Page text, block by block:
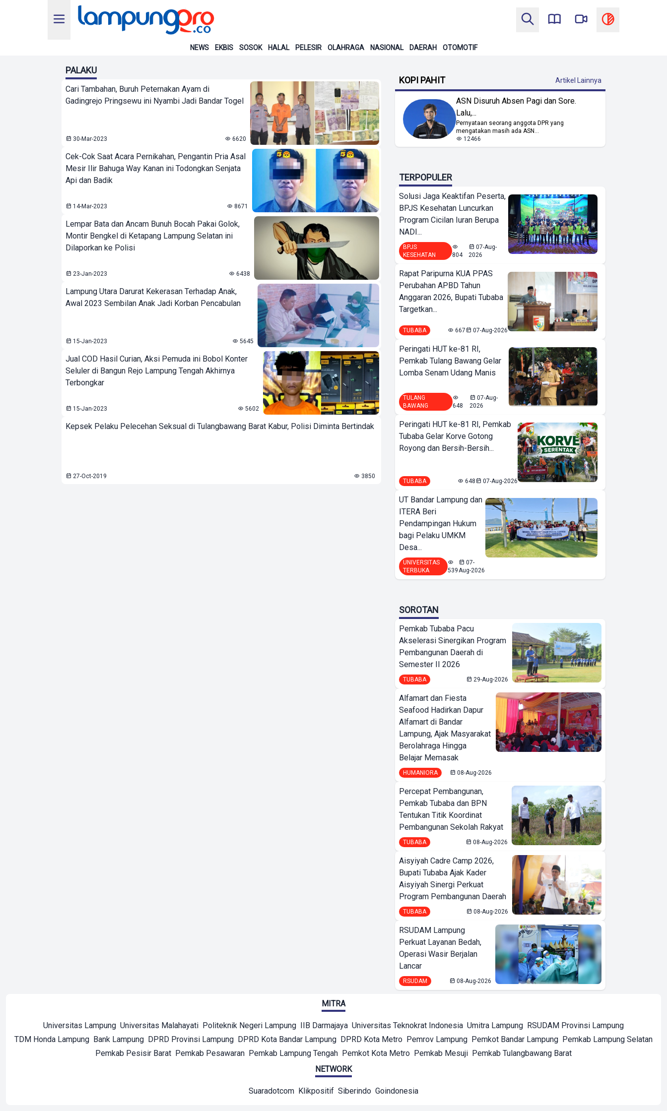
NEWS EKBIS SOSOK HALAL PELESIR OLAHRAGA NASIONAL DAERAH OTOMOTIF
PALAKU
Cari Tambahan, Buruh Peternakan Ayam di
Gadingrejo Pringsewu ini Nyambi Jadi Bandar Togel
30-Mar-2023 6620
Cek-Cok Saat Acara Pernikahan, Pengantin Pria Asal
Mesir Ilir Bahuga Way Kanan ini Todongkan Senjata
Api dan Badik
14-Mar-2023 8671
Lempar Bata dan Ancam Bunuh Bocah Pakai Golok,
Montir Bengkel di Ketapang Lampung Selatan ini
Dilaporkan ke Polisi
23-Jan-2023 6438
Lampung Utara Darurat Kekerasan Terhadap Anak,
Awal 2023 Sembilan Anak Jadi Korban Pencabulan
15-Jan-2023 5645
Jual COD Hasil Curian, Aksi Pemuda ini Bobol Konter
Seluler di Bangun Rejo Lampung Tengah Akhirnya
Terbongkar
15-Jan-2023 5602
Kepsek Pelaku Pelecehan Seksual di Tulangbawang Barat Kabur, Polisi Diminta Bertindak
27-Oct-2019 3850
KOPI PAHIT Artikel Lainnya
ASN Disuruh Absen Pagi dan Sore.
Lalu,...
Pernyataan seorang anggota DPR yang
mengatakan masih ada ASN...
12466
TERPOPULER
Solusi Jaga Keaktifan Peserta,
BPJS Kesehatan Luncurkan
Program Cicilan Iuran Berupa
NADI...
BPJS
KESEHATAN
804
07-Aug-
2026
Rapat Paripurna KUA PPAS
Perubahan APBD Tahun
Anggaran 2026, Bupati Tubaba
Targetkan...
TUBABA 667 07-Aug-2026
Peringati HUT ke-81 RI,
Pemkab Tulang Bawang Gelar
Lomba Senam Udang Manis
TULANG
BAWANG
648
07-Aug-
2026
Peringati HUT ke-81 RI, Pemkab
Tubaba Gelar Korve Gotong
Royong dan Bersih-Bersih...
TUBABA 648 07-Aug-2026
UT Bandar Lampung dan
ITERA Beri
Pendampingan Hukum
bagi Pelaku UMKM
Desa...
UNIVERSITAS
TERBUKA
539
07-
Aug-2026
SOROTAN
Pemkab Tubaba Pacu
Akselerasi Sinergikan Program
Pembangunan Daerah di
Semester II 2026
TUBABA 29-Aug-2026
Alfamart dan Fiesta
Seafood Hadirkan Dapur
Alfamart di Bandar
Lampung, Ajak Masyarakat
Berolahraga Hingga
Belajar Memasak
HUMANIORA 08-Aug-2026
Percepat Pembangunan,
Pemkab Tubaba dan BPN
Tentukan Titik Koordinat
Pembangunan Sekolah Rakyat
TUBABA 08-Aug-2026
Aisyiyah Cadre Camp 2026,
Bupati Tubaba Ajak Kader
Aisyiyah Sinergi Perkuat
Program Pembangunan Daerah
TUBABA 08-Aug-2026
RSUDAM Lampung
Perkuat Layanan Bedah,
Operasi Wasir Berjalan
Lancar
RSUDAM 08-Aug-2026
MITRA
Universitas Lampung Universitas Malahayati Politeknik Negeri Lampung IIB Darmajaya Universitas Teknokrat Indonesia Umitra Lampung RSUDAM Provinsi Lampung
TDM Honda Lampung Bank Lampung DPRD Provinsi Lampung DPRD Kota Bandar Lampung DPRD Kota Metro Pemrov Lampung Pemkot Bandar Lampung Pemkab Lampung Selatan
Pemkab Pesisir Barat Pemkab Pesawaran Pemkab Lampung Tengah Pemkot Kota Metro Pemkab Mesuji Pemkab Tulangbawang Barat
NETWORK
Suaradotcom Klikpositif Siberindo Goindonesia